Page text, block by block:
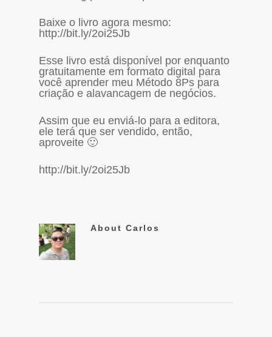
Baixe o livro agora mesmo:
http://bit.ly/2oi25Jb
Esse livro está disponível por enquanto
gratuitamente em formato digital para
você aprender meu Método 8Ps para
criação e alavancagem de negócios.
Assim que eu enviá-lo para a editora,
ele terá que ser vendido, então,
aproveite 🙂
http://bit.ly/2oi25Jb
About Carlos